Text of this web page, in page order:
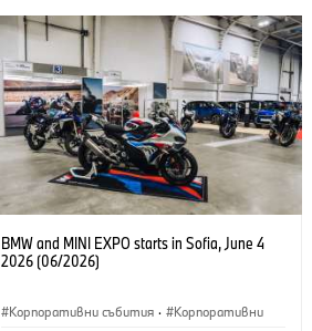
BMW and MINI EXPO starts in Sofia, June 4
2026 (06/2026)
Корпоративни събития · Корпоративни